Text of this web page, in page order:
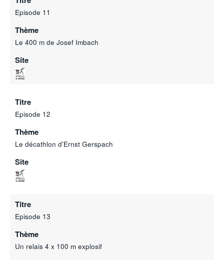
Episode 11
Thème
Le 400 m de Josef Imbach
Site
Titre
Episode 12
Thème
Le décathlon d'Ernst Gerspach
Site
Titre
Episode 13
Thème
Un relais 4 x 100 m explosif